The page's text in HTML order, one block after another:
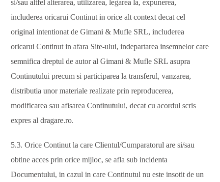
si/sau altfel alterarea, utilizarea, legarea la, expunerea,
includerea oricarui Continut in orice alt context decat cel
original intentionat de Gimani & Mufle SRL, includerea
oricarui Continut in afara Site-ului, indepartarea insemnelor care
semnifica dreptul de autor al Gimani & Mufle SRL asupra
Continutului precum si participarea la transferul, vanzarea,
distributia unor materiale realizate prin reproducerea,
modificarea sau afisarea Continutului, decat cu acordul scris
expres al dragare.ro.
5.3. Orice Continut la care Clientul/Cumparatorul are si/sau
obtine acces prin orice mijloc, se afla sub incidenta
Documentului, in cazul in care Continutul nu este insotit de un